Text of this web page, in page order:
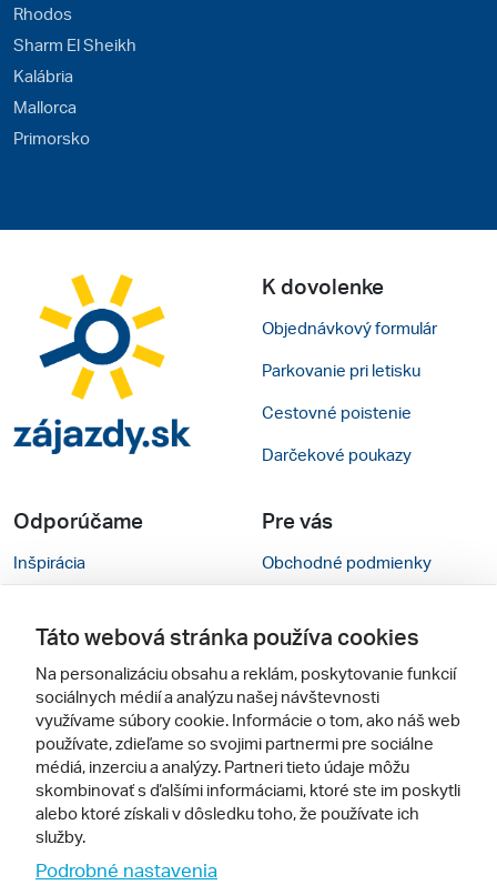
Rhodos
Sharm El Sheikh
Kalábria
Mallorca
Primorsko
K dovolenke
Objednávkový formulár
Parkovanie pri letisku
Cestovné poistenie
Darčekové poukazy
Odporúčame
Inšpirácia
Cestovné kancelárie
Zájezdy.cz
Pre vás
Obchodné podmienky
Nastavenie cookies
Mobilná verzia webu
Sledujte nás
Táto webová stránka používa cookies
Na personalizáciu obsahu a reklám, poskytovanie funkcií
sociálnych médií a analýzu našej návštevnosti
využívame súbory cookie. Informácie o tom, ako náš web
používate, zdieľame so svojimi partnermi pre sociálne
médiá, inzerciu a analýzy. Partneri tieto údaje môžu
skombinovať s ďalšími informáciami, ktoré ste im poskytli
alebo ktoré získali v dôsledku toho, že používate ich
služby.
Podrobné nastavenia